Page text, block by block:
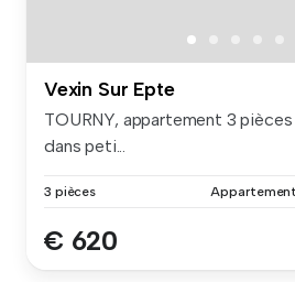
Vexin Sur Epte
TOURNY, appartement 3
dans peti...
3 pièces Appartement
€ 620